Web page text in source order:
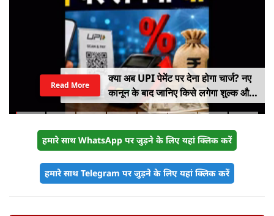
क्या अब UPI पेमेंट पर देना होगा चार्ज? नए
कानून के बाद जानिए किसे लगेगा शुल्क और
किसे नहीं
Read More
हमारे साथ WhatsApp पर जुड़ने के लिए यहां क्लिक करें
हमारे साथ Telegram पर जुड़ने के लिए यहां क्लिक करें